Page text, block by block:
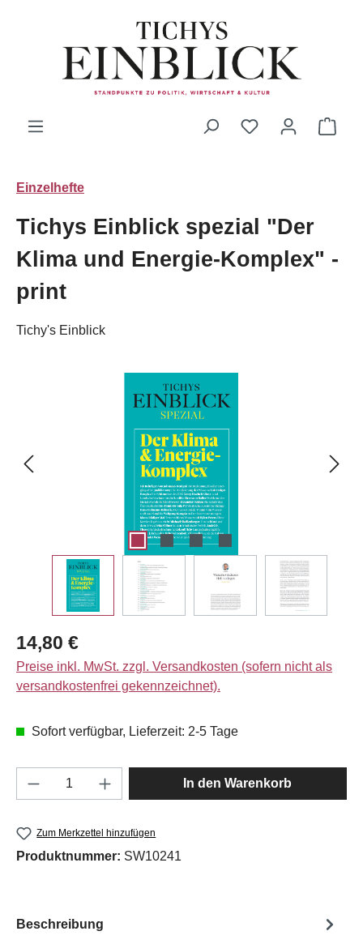
Zum Hauptinhalt springen
Du hast 0
Einzelhefte
Tichys Einblick spezial "Der
Klima und Energie-Komplex" -
print
Tichy's Einblick
Bildergalerie überspringen
Regulärer Preis:
14,80 €
Preise inkl. MwSt. zzgl. Versandkosten (sofern nicht als
versandkostenfrei gekennzeichnet).
Sofort verfügbar, Lieferzeit: 2-5 Tage
Produkt Anzahl: Gib den gewünschten
In den Warenkorb
Zum Merkzettel hinzufügen
Produktnummer: SW10241
Beschreibung